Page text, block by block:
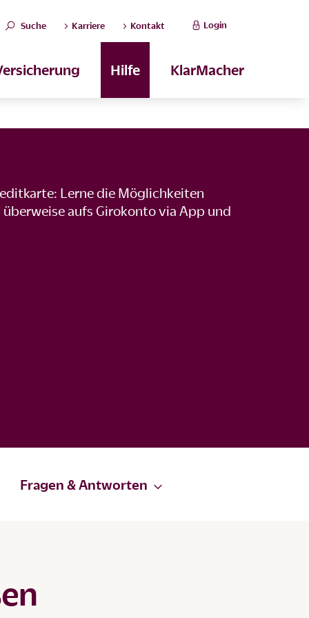
Suche Karriere Kontakt Login
Hilfe KlarMacher
Lerne die Möglichkeiten
aufs Girokonto via App und
Fragen & Antworten